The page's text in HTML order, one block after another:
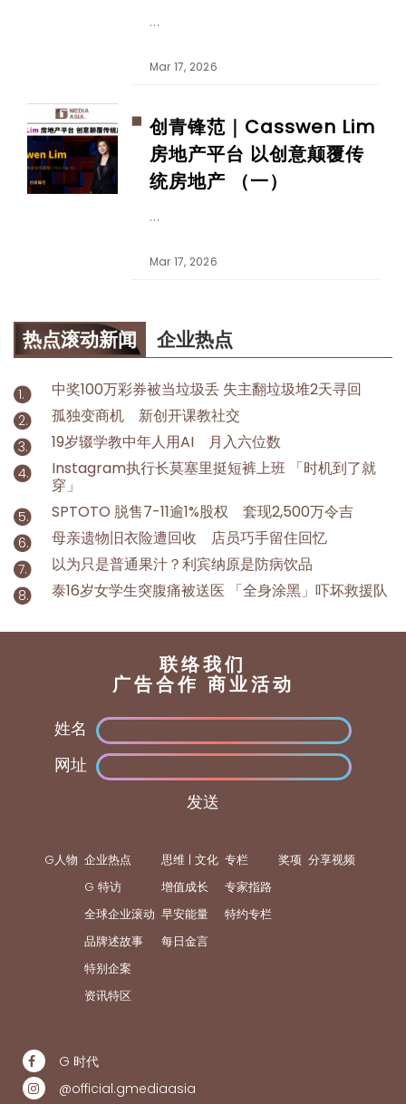
Mar 17, 2026
创青锋范｜Casswen Lim
房地产平台 以创意颠覆传
统房地产 （一）
Mar 17, 2026
热点滚动新闻 企业热点
中奖100万彩券被当垃圾丢 失主翻垃圾堆2天寻回
孤独变商机 新创开课教社交
19岁辍学教中年人用AI 月入六位数
Instagram执行长莫塞里挺短裤上班 「时机到了就
穿」
SPTOTO 脱售7-11逾1%股权 套现2,500万令吉
母亲遗物旧衣险遭回收 店员巧手留住回忆
以为只是普通果汁？利宾纳原是防病饮品
泰16岁女学生突腹痛被送医 「全身涂黑」吓坏救援队
联络我们
广告合作 商业活动
姓名
网址
发送
G人物 企业热点
G 特访
全球企业滚动
品牌述故事
特别企案
资讯特区
思维 | 文化
增值成长
早安能量
每日金言
专栏
专家指路
特约专栏
奖项 分享视频
G 时代
@official.gmediaasia